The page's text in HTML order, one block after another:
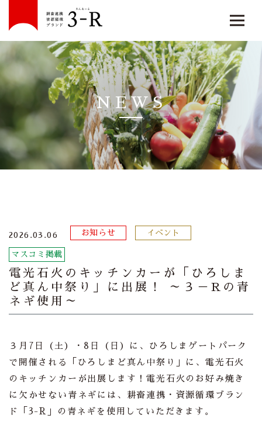
NEWS
2026.03.06 お知らせ イベント
マスコミ掲載
電光石火のキッチンカーが「ひろしま
ど真ん中祭り」に出展！ ～３－Rの青
ネギ使用～
３月7日（土）・8日（日）に、ひろしまゲートパーク
で開催される「ひろしまど真ん中祭り」に、電光石火
のキッチンカーが出展します！電光石火のお好み焼き
に欠かせない青ネギには、耕畜連携・資源循環ブラン
ド「3-R」の青ネギを使用していただきます。